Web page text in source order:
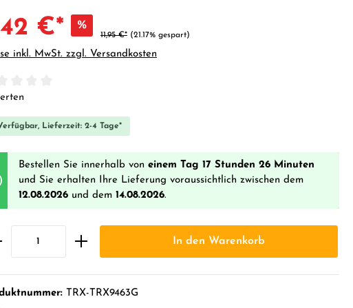
€* %
11,95 €* (21.17% gespart)
inkl. MwSt. zzgl. Versandkosten
Bewertung von 0 von 5 Sternen
Lieferzeit: 2-4 Tage*
Bestellen Sie innerhalb von einem Tag 17 Stunden 26 Minuten
und Sie erhalten Ihre Lieferung voraussichtlich zwischen dem
12.08.2026 und dem 14.08.2026.
In den Warenkorb
TRX-TRX9463G